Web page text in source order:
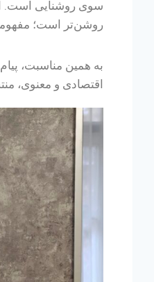
سوی روشنایی است.
روشن‌تر است؛
به همین مناسبت،
اقتصادی و معنوی،